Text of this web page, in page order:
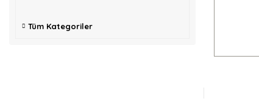
Tüm Kategoriler